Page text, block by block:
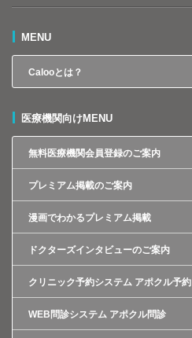
MENU
Calooとは？
医療機関向けMENU
無料医療機関会員登録のご案内
プレミアム掲載のご案内
漫画でわかるプレミアム掲載
ドクターズインタビューのご案内
クリニック予約システム アポクル予約
WEB問診システム アポクル問診